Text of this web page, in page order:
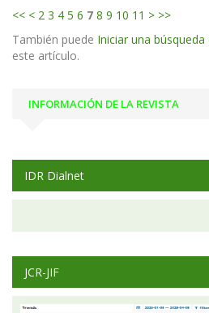
<< < 2 3 4 5 6 7 8 9 10 11 > >>
También puede Iniciar una
este artículo.
INFORMACIÓN DE LA REVISTA
IDR Dialnet
JCR-JIF